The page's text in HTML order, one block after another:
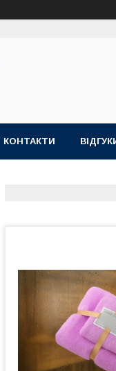
КОНТАКТИ